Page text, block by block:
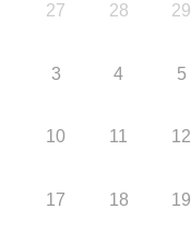
27 28 29
3 4 5
10 11 12
17 18 19